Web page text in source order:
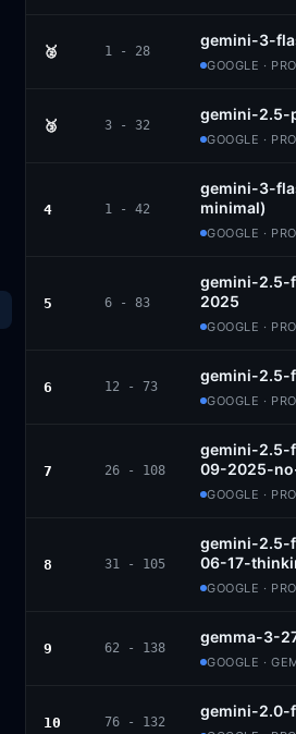
🥈 1 - 28
gemini-3-
GOOGLE ·
🥉 3 - 32
gemini-2.5-
GOOGLE ·
4 1 - 42
gemini-3-
minimal)
GOOGLE ·
5 6 - 83
gemini-2.5-
2025
GOOGLE ·
6 12 - 73
gemini-2.5-
GOOGLE ·
7 26 - 108
gemini-2.5-
09-2025-
GOOGLE ·
8 31 - 105
gemini-2.5-
06-17-
GOOGLE ·
9 62 - 138
gemma-3-
GOOGLE ·
10 76 - 132
gemini-2.0-